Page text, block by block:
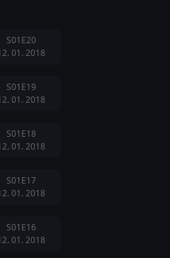
S01E20
01. 2018
S01E19
01. 2018
S01E18
01. 2018
S01E17
01. 2018
S01E16
01. 2018